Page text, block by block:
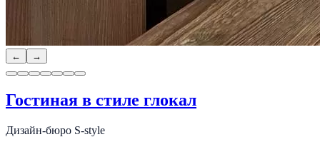
← →
Гостиная в стиле глокал
Дизайн-бюро S-style